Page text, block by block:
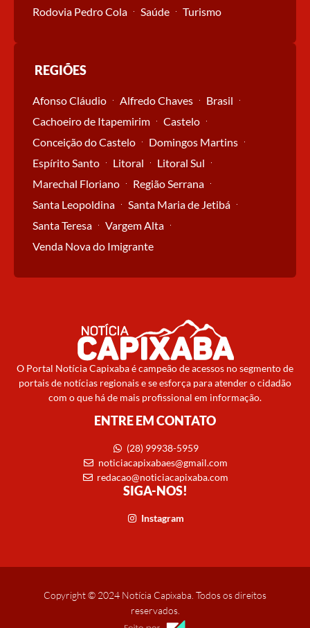
Rodovia Pedro Cola
Saúde Turismo
REGIÕES
Afonso Cláudio Alfredo Chaves
Brasil
Cachoeiro de Itapemirim
Castelo
Conceição do Castelo
Domingos Martins
Espírito Santo
Litoral
Litoral Sul
Marechal Floriano
Região Serrana
Santa Leopoldina
Santa Maria de Jetibá
Santa Teresa
Vargem Alta
Venda Nova do Imigrante
O Portal Notícia Capixaba é campeão de acessos no segmento de
portais de notícias regionais e se esforça para atender o cidadão
com o que há de mais profissional em informação.
ENTRE EM CONTATO
(28) 99938-5959
noticiacapixabaes@gmail.com
redacao@noticiacapixaba.com
SIGA-NOS!
Instagram
Copyright © 2024 Notícia Capixaba. Todos os direitos
reservados.